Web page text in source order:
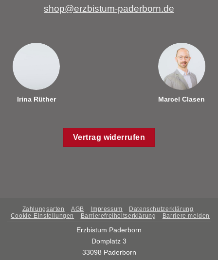
shop@erzbistum-paderborn.de
Irina Rüther Marcel Clasen
Vertrag widerrufen
Zahlungsarten AGB Impressum
Datenschutzerklärung
Cookie-Einstellungen
Barrierefreiheitserklärung Barriere melden
Erzbistum Paderborn
Domplatz 3
33098 Paderborn